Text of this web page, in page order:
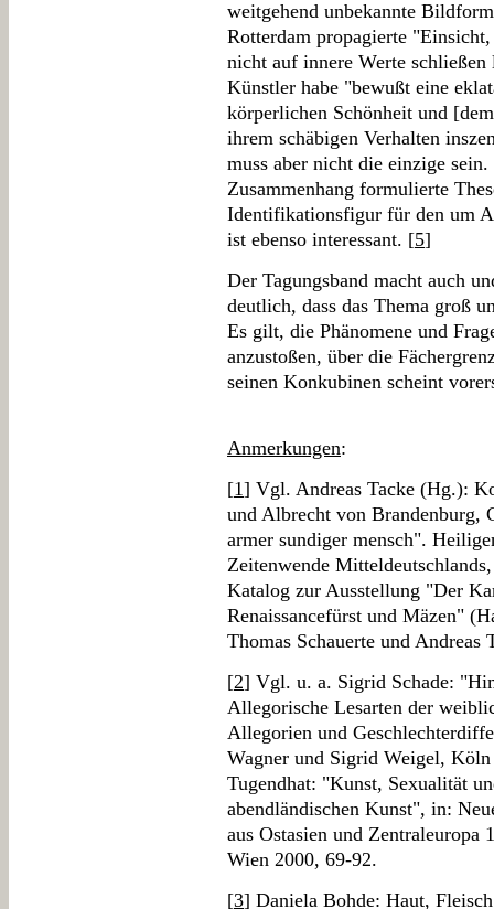
weitgehend unbekannte
Rotterdam propagierte
nicht auf innere Werte
Künstler habe "bewußt eine
körperlichen Schönheit und
ihrem schäbigen Verhalten
muss aber nicht die einzige
Zusammenhang formulierte
Identifikationsfigur für den um
ist ebenso interessant. [5]
Der Tagungsband macht auch
deutlich, dass das Thema groß
Es gilt, die Phänomene und
anzustoßen, über die
seinen Konkubinen scheint
Anmerkungen:
[1] Vgl. Andreas Tacke (Hg.):
und Albrecht von Brandenburg,
armer sundiger mensch".
Zeitenwende
Katalog zur Ausstellung "Der
Renaissancefürst und Mäzen"
Thomas Schauerte und Andreas
[2] Vgl. u. a. Sigrid Schade:
Allegorische Lesarten der
Allegorien und
Wagner und Sigrid Weigel,
Tugendhat: "Kunst, Sexualität
abendländischen Kunst", in:
aus Ostasien und
Wien 2000, 69-92.
[3] Daniela Bohde: Haut,